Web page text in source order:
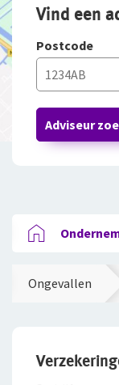
Vind een
Postcode
Adviseur
Ongevallen